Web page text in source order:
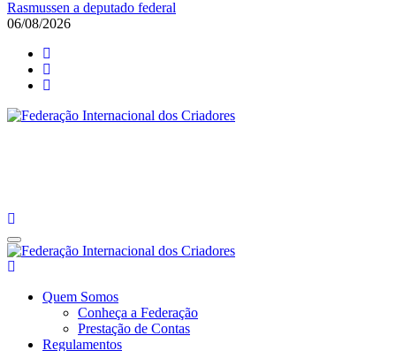
Rasmussen a deputado federal
06/08/2026
Federação Internacional dos Criadores
Quem Somos
Conheça a Federação
Prestação de Contas
Regulamentos